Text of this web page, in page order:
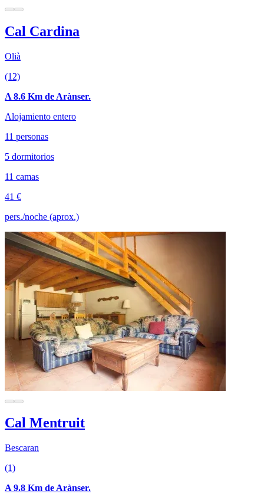
Cal Cardina
Olià
(12)
A 8.6 Km de Arànser.
Alojamiento entero
11 personas
5 dormitorios
11 camas
41 €
pers./noche (aprox.)
Cal Mentruit
Bescaran
(1)
A 9.8 Km de Arànser.